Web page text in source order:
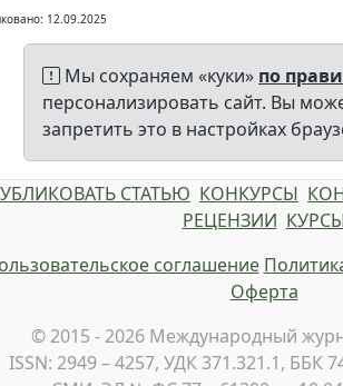
12.09.2025
Мы сохраняем «куки» по
персонализировать сайт. Вы
запретить это в настройках
СТАТЬЮ КОНКУРСЫ
РЕЦЕНЗИИ
соглашение
Оферта
© 2015 - 2026 Международный
ISSN: 2949 – 4257, УДК 371.321.1, ББК